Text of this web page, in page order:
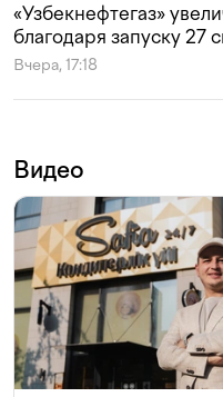
«Узбекнефтегаз»
благодаря запуску 27
Вчера, 17:18
Видео